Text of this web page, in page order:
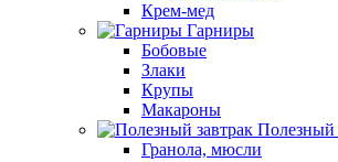
Крем-мед
Гарниры
Бобовые
Злаки
Крупы
Макароны
Полезный
Гранола, мюсли